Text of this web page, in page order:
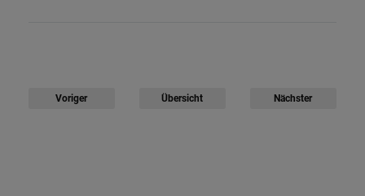
Voriger Übersicht Nächster